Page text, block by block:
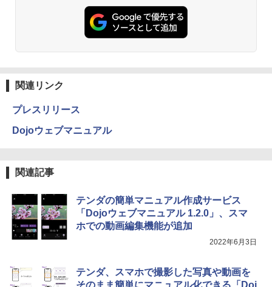
関連リンク
プレスリリース
Dojoウェブマニュアル
関連記事
テンダの簡単マニュアル作成サービス
「Dojoウェブマニュアル 1.2.0」、スマ
ホでの動画編集機能が追加
2022年6月3日
テンダ、スマホで撮影した写真や動画を
そのまま簡単にマニュアル化できる「Doj